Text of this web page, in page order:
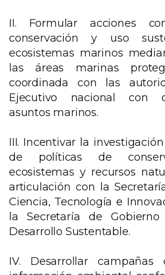
II. Formular acciones
conservación y uso
ecosistemas marinos
las áreas marinas
coordinada con las
Ejecutivo nacional con
asuntos marinos.
III. Incentivar la
de políticas de
ecosistemas y recursos
articulación con la
Ciencia, Tecnología e
la Secretaría de
Desarrollo Sustentable.
IV. Desarrollar